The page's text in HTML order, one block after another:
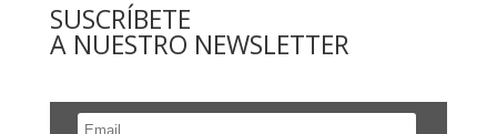
SUSCRÍBETE
A NUESTRO NEWSLETTER